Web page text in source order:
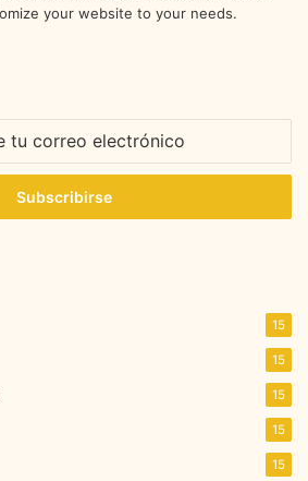
your website to your needs.
15
15
15
15
15